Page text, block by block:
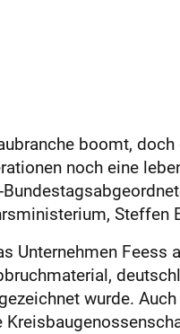
boomt,
noch eine
Steffen
Unternehmen
wurde.